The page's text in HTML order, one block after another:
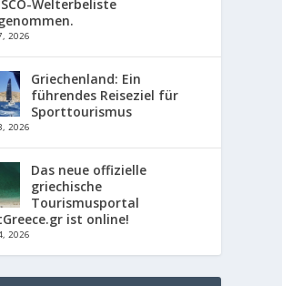
Welterbeliste
2026
Griechenland: Ein
führendes Reiseziel für
Sporttourismus
2026
Das neue offizielle
griechische
Tourismusportal
ist online!
2026